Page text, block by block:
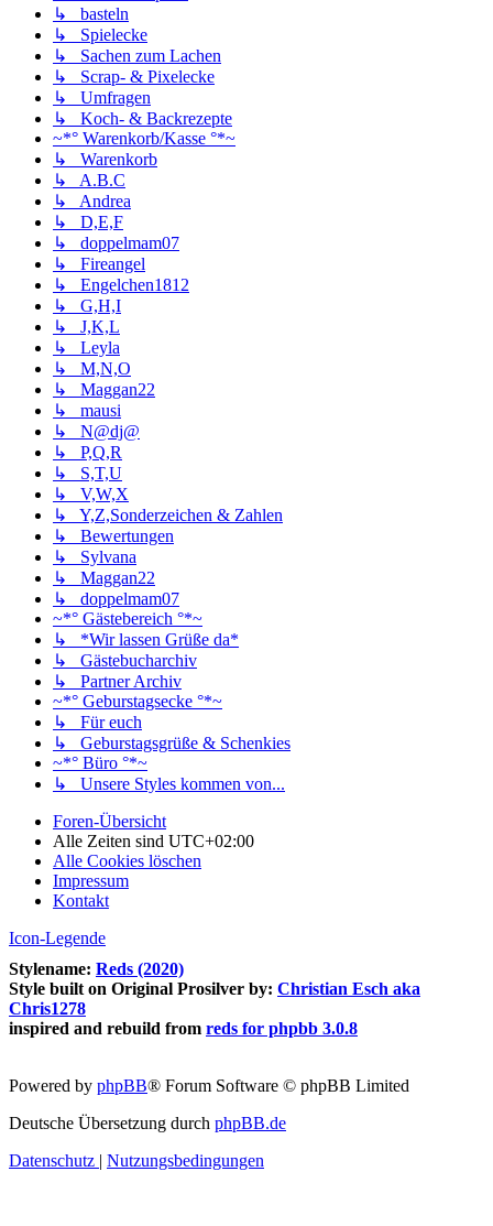
↳ basteln
↳ Spielecke
↳ Sachen zum Lachen
↳ Scrap- & Pixelecke
↳ Umfragen
↳ Koch- & Backrezepte
~*° Warenkorb/Kasse °*~
↳ Warenkorb
↳ A.B.C
↳ Andrea
↳ D,E,F
↳ doppelmam07
↳ Fireangel
↳ Engelchen1812
↳ G,H,I
↳ J,K,L
↳ Leyla
↳ M,N,O
↳ Maggan22
↳ mausi
↳ N@dj@
↳ P,Q,R
↳ S,T,U
↳ V,W,X
↳ Y,Z,Sonderzeichen & Zahlen
↳ Bewertungen
↳ Sylvana
↳ Maggan22
↳ doppelmam07
~*° Gästebereich °*~
↳ *Wir lassen Grüße da*
↳ Gästebucharchiv
↳ Partner Archiv
~*° Geburstagsecke °*~
↳ Für euch
↳ Geburstagsgrüße & Schenkies
~*° Büro °*~
↳ Unsere Styles kommen von...
Foren-Übersicht
Alle Zeiten sind UTC+02:00
Alle Cookies löschen
Impressum
Kontakt
Icon-Legende
Stylename: Reds (2020)
Style built on Original Prosilver by: Christian Esch aka
Chris1278
inspired and rebuild from reds for phpbb 3.0.8
Powered by phpBB® Forum Software © phpBB Limited
Deutsche Übersetzung durch phpBB.de
Datenschutz | Nutzungsbedingungen